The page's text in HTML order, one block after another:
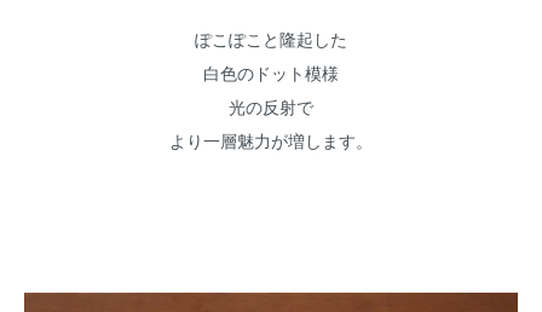
ぽこぽこと隆起した
白色のドット模様
光の反射で
より一層魅力が増します。